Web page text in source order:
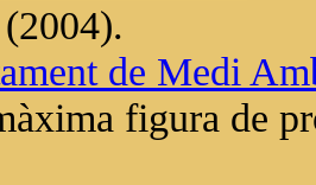
de Medi
figura de